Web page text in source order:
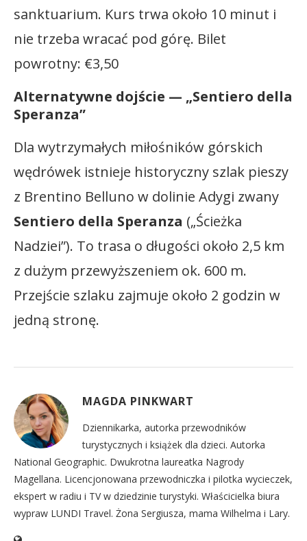
sanktuarium. Kurs trwa około 10 minut i
nie trzeba wracać pod górę. Bilet
powrotny: €3,50
Alternatywne dojście — „Sentiero della
Speranza”
Dla wytrzymałych miłośników górskich
wędrówek istnieje historyczny szlak pieszy
z Brentino Belluno w dolinie Adygi zwany
Sentiero della Speranza („Ścieżka
Nadziei”). To trasa o długości około 2,5 km
z dużym przewyższeniem ok. 600 m.
Przejście szlaku zajmuje około 2 godzin w
jedną stronę.
MAGDA PINKWART
Dziennikarka, autorka przewodników
turystycznych i książek dla dzieci. Autorka
National Geographic. Dwukrotna laureatka Nagrody
Magellana. Licencjonowana przewodniczka i pilotka wycieczek,
ekspert w radiu i TV w dziedzinie turystyki. Właścicielka biura
wypraw LUNDI Travel. Żona Sergiusza, mama Wilhelma i Lary.